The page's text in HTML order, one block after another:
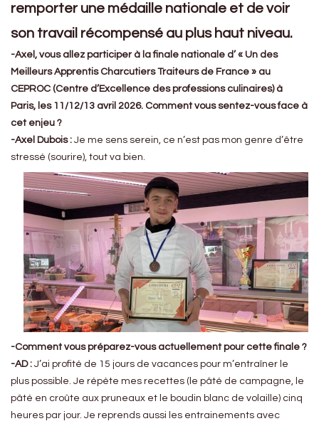
remporter une médaille nationale et de voir
son travail récompensé au plus haut niveau.
-Axel, vous allez participer à la finale nationale d’ « Un des
Meilleurs Apprentis Charcutiers Traiteurs de France » au
CEPROC (Centre d’Excellence des professions culinaires) à
Paris, les 11/12/13 avril 2026. Comment vous sentez-vous face à
cet enjeu ?
-Axel Dubois : Je me sens serein, ce n’est pas mon genre d’être
stressé (sourire), tout va bien.
-Comment vous préparez-vous actuellement pour cette finale ?
-AD : J’ai profité de 15 jours de vacances pour m’entraîner le
plus possible. Je répète mes recettes (le pâté de campagne, le
pâté en croûte aux pruneaux et le boudin blanc de volaille) cinq
heures par jour. Je reprends aussi les entrainements avec